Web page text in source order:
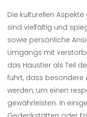
Die kulturellen
sind vielfältig und
sowie persönliche
Umgangs mit
das Haustier als Teil
führt, dass
werden, um einen
gewährleisten. In